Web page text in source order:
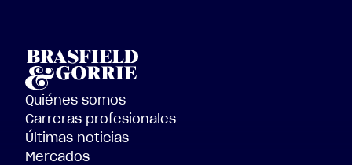
Quiénes somos
Carreras profesionales
Últimas noticias
Mercados